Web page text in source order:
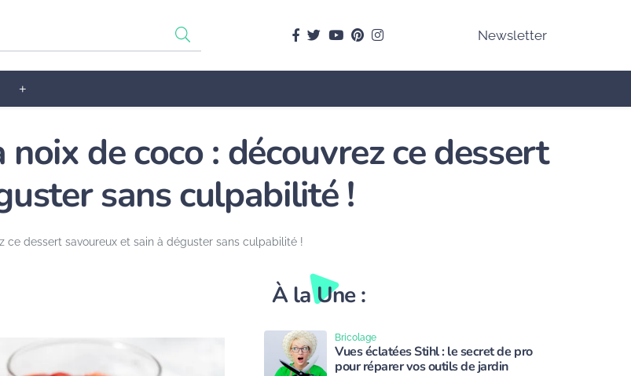
facebook
Twitteryoutubepinterest
instagram Newsletter
+
ce dessert savoureux et sain à déguster sans culpabilité !
de coco : découvrez ce dessert
sans culpabilité !
À la Une :
Vues éclatées Stihl : le secret de pro
pour réparer vos outils de jardin
Bricolage